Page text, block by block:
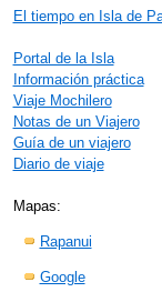
El tiempo en Isla de
Portal de la Isla
Información práctica
Viaje Mochilero
Notas de un Viajero
Guía de un viajero
Diario de viaje
Mapas:
Rapanui
Google